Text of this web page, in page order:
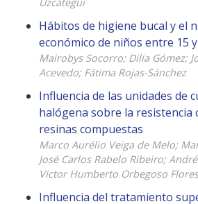
Hábitos de higiene bucal y el
económico de niños entre 15
Mairobys Socorro; Dilia Gómez;
Acevedo; Fátima Rojas-Sánchez
Influencia de las unidades de
halógena sobre la resistencia
resinas compuestas
Marco Aurélio Veiga de Melo;
José Carlos Rabelo Ribeiro;
Victor Humberto Orbegoso Flores
Influencia del tratamiento